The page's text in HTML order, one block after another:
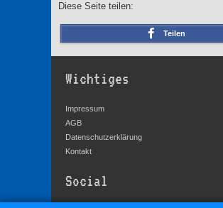
Diese Seite teilen:
Teilen
Wichtiges
Impressum
AGB
Datenschutzerklärung
Kontakt
Social